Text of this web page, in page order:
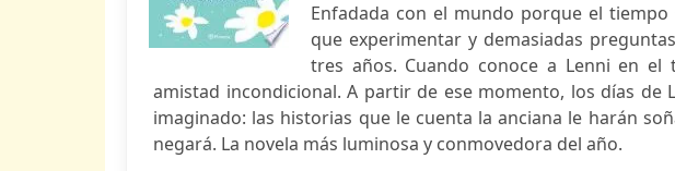
Enfadada con el mundo porque el
que experimentar y demasiadas
tres años. Cuando conoce a Lenni en
amistad incondicional. A partir de ese momento, los días de
imaginado: las historias que le cuenta la anciana le harán
negará. La novela más luminosa y conmovedora del año.